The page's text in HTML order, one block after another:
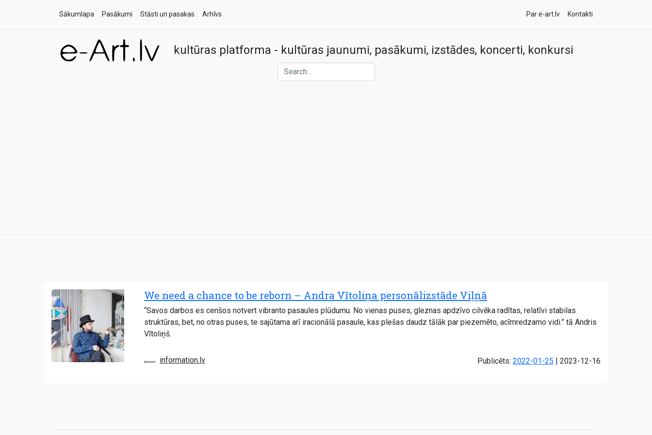
Sākumlapa Pasākumi Stāsti un pasakas Arhīvs Par e-art.lv Kontakti
kultūras platforma - kultūras jaunumi, pasākumi, izstādes, koncerti, konkursi
We need a chance to be reborn – Andra Vītoliņa personālizstāde Viļņā
“Savos darbos es cenšos notvert vibranto pasaules plūdumu. No vienas puses, gleznas apdzīvo cilvēka radītas, relatīvi stabilas
struktūras, bet, no otras puses, te sajūtama arī iracionālā pasaule, kas plešas daudz tālāk par piezemēto, acīmredzamo vidi.” tā Andris
Vītoliņš.
information.lv Publicēts: 2022-01-25 Atjaunots:
2023-12-16